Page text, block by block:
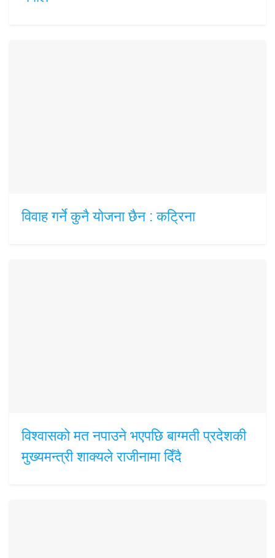
विवाह गर्ने कुनै योजना छैन : कट्रिना
विश्वासको मत नपाउने भएपछि बाग्मती प्रदेशकी
मुख्यमन्त्री शाक्यले राजीनामा दिँदै